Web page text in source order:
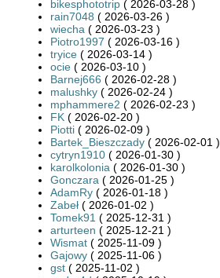
bikesphototrip ( 2026-03-28 )
rain7048 ( 2026-03-26 )
wiecha ( 2026-03-23 )
Piotro1997 ( 2026-03-16 )
tryice ( 2026-03-14 )
ocie ( 2026-03-10 )
Barnej666 ( 2026-02-28 )
malushky ( 2026-02-24 )
mphammere2 ( 2026-02-23 )
FK ( 2026-02-20 )
Piotti ( 2026-02-09 )
Bartek_Bieszczady ( 2026-02-01 )
cytryn1910 ( 2026-01-30 )
karolkolonia ( 2026-01-30 )
Gonczara ( 2026-01-25 )
AdamRy ( 2026-01-18 )
Zabeł ( 2026-01-02 )
Tomek91 ( 2025-12-31 )
arturteen ( 2025-12-21 )
Wismat ( 2025-11-09 )
Gajowy ( 2025-11-06 )
gst ( 2025-11-02 )